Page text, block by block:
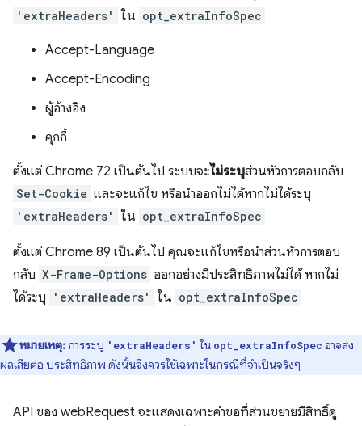
'extraHeaders' ใน opt_extraInfoSpec
Accept-Language
Accept-Encoding
ผู้อ้างอิง
คุกกี้
ตั้งแต่ Chrome 72 เป็นต้นไป ระบบจะไม่ระบุส่วนหัวการตอบกลับ
Set-Cookie และจะแก้ไข หรือนำออกไม่ได้หากไม่ได้ระบุ
'extraHeaders' ใน opt_extraInfoSpec
ตั้งแต่ Chrome 89 เป็นต้นไป คุณจะแก้ไขหรือนำส่วนหัวการตอบ
กลับ X-Frame-Options ออกอย่างมีประสิทธิภาพไม่ได้ หากไม่
ได้ระบุ
'extraHeaders' ใน opt_extraInfoSpec
หมายเหตุ: การระบุ 'extraHeaders' ใน opt_extraInfoSpec อาจส่ง
ผลเสียต่อ ประสิทธิภาพ ดังนั้นจึงควรใช้เฉพาะในกรณีที่จำเป็นจริงๆ
API ของ webRequest จะแสดงเฉพาะคำขอที่ส่วนขยายมีสิทธิ์ดู